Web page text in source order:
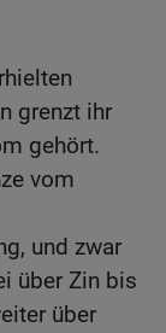
grenzt ihr
gehört.
vom
und zwar
über Zin bis
über